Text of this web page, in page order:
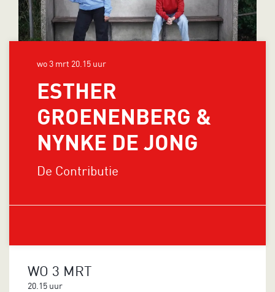
ESTHER
GROENENBERG &
NYNKE DE JONG
De Contributie
wo 3 mrt 20.15 uur
WO 3 MRT
20.15 uur